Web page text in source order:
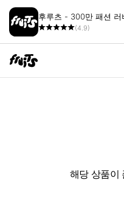
후루츠 - 300만 패션 러
(4.9)
해당 상품이